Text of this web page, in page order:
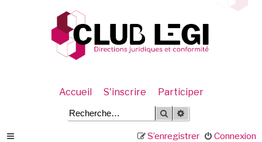
Accueil S'inscrire Participer
Rechercher
Connexion
S’enregistrer